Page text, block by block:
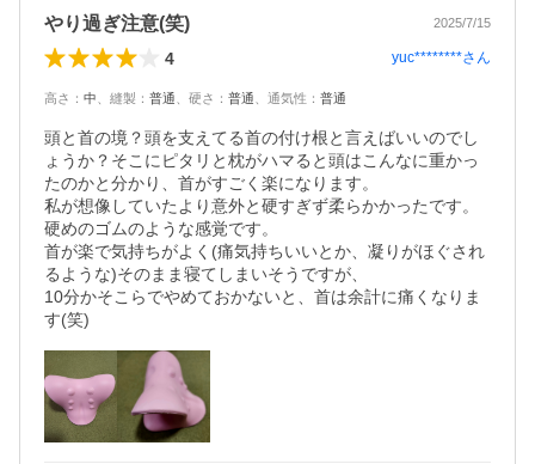
やり過ぎ注意(笑) 2025/7/15
4 yuc********さん
高さ ： 中 縫製 ： 普通 硬さ ： 普通 通気性 ： 普通
頭と首の境？頭を支えてる首の付け根と言えばいいのでし
ょうか？そこにピタリと枕がハマると頭はこんなに重かっ
たのかと分かり、首がすごく楽になります。
私が想像していたより意外と硬すぎず柔らかかったです。
硬めのゴムのような感覚です。
首が楽で気持ちがよく(痛気持ちいいとか、凝りがほぐされ
るような)そのまま寝てしまいそうですが、
10分かそこらでやめておかないと、首は余計に痛くなりま
す(笑)